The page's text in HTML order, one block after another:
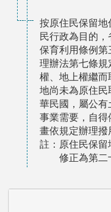
按原住民保留
民行政為目的
保育利用條例
理辦法第七條
權、地上權繼
地尚未為原住
華民國，屬公
事業需要，自
畫依規定辦理撥
註：原住民保
修正為第二